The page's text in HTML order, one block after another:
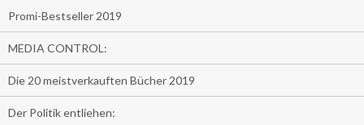
Promi-Bestseller 2019
MEDIA CONTROL:
Die 20 meistverkauften Bücher 2019
Der Politik entliehen: